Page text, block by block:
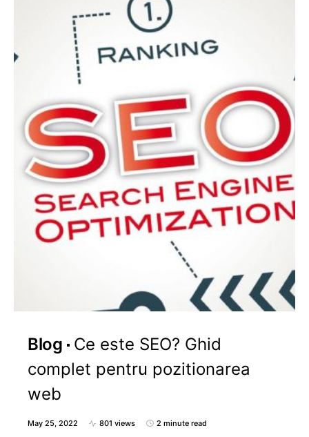
Blog
Ce este SEO? Ghid
complet pentru pozitionarea
web
May 25, 2022 801 views 2 minute read